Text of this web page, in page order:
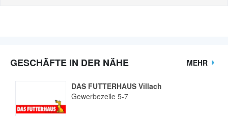
GESCHÄFTE IN DER NÄHE MEHR
DAS FUTTERHAUS Villach
Gewerbezeile 5-7